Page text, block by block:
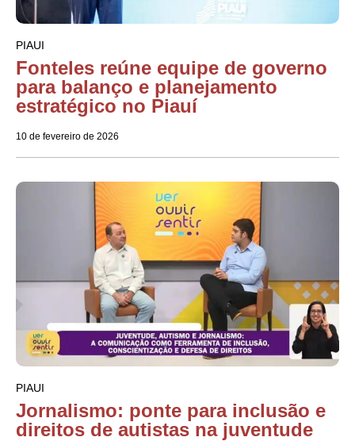
PIAUI
Fonteles reúne equipe de governo
para balanço e planejamento
estratégico no Piauí
10 de fevereiro de 2026
PIAUI
Jornalismo: ponte para inclusão e
direitos de autistas na juventude